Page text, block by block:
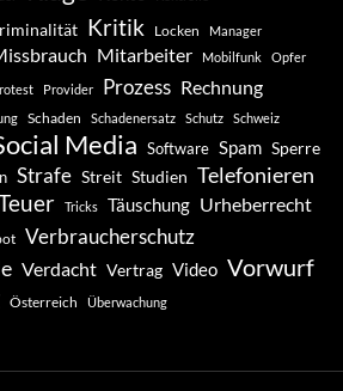
Kritik Locken Manager
Mitarbeiter Mobilfunk Opfer
Provider Prozess Rechnung
Schaden Schadenersatz Schutz Schweiz
Media Software Spam Sperre
Strafe Streit Studien Telefonieren
Tricks Täuschung Urheberrecht
Verbraucherschutz
Verdacht Vertrag Video Vorwurf
Österreich Überwachung